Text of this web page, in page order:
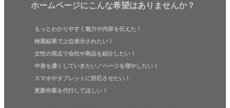
ホームページにこんな希望はありませんか？
もっとわかりやすく魅力や内容を伝えた！
検索結果で上位表示されたい！
女性の視点で会社や商品を紹介したい！
中身を濃くしていきたい／ページを増やしたい！
スマホやタブレットに対応させたい！
更新作業を代行してほしい！